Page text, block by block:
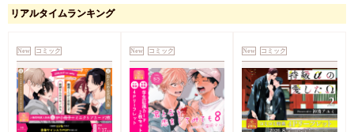
リアルタイムランキング
New コミック New コミック New コミック